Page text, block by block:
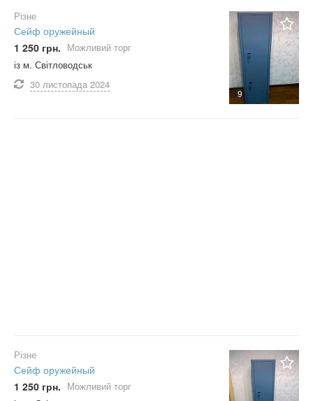
9
Різне
Сейф оружейный
1 250 грн. Можливий торг
із м. Світловодськ
30 листопада 2024
Різне
Сейф оружейный
1 250 грн. Можливий торг